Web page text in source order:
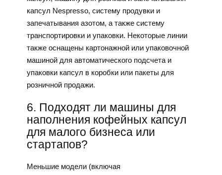
капсул Nespresso, систему продувки и
запечатывания азотом, а также систему
транспортировки и упаковки. Некоторые линии
также оснащены картонажной или упаковочной
машиной для автоматического подсчета и
упаковки капсул в коробки или пакеты для
розничной продажи.
6. Подходят ли машины для
наполнения кофейных капсул
для малого бизнеса или
стартапов?
Меньшие модели (включая